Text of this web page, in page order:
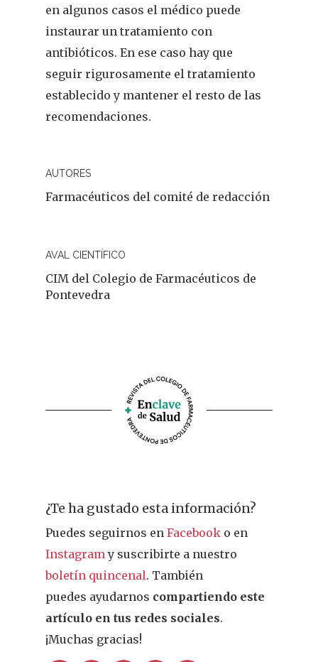
en algunos casos el médico puede
instaurar un tratamiento con
antibióticos. En ese caso hay que
seguir rigurosamente el tratamiento
establecido y mantener el resto de las
recomendaciones.
AUTORES
Farmacéuticos del comité de redacción
AVAL CIENTÍFICO
CIM del Colegio de Farmacéuticos de
Pontevedra
¿Te ha gustado esta información?
Puedes seguirnos enFacebook o en
Instagram y suscribirte a nuestro
boletín quincenal. También
puedes ayudarnos compartiendo este
artículo en tus redes sociales.
¡Muchas gracias!